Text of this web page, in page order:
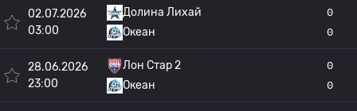
02.07.2026
03:00
Долина Лихай
Океан
0
0
28.06.2026
23:00
Лон Стар 2
Океан
0
0